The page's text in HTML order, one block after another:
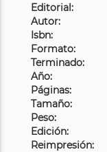
Editorial:
Autor:
Isbn:
Formato:
Terminado:
Año:
Páginas:
Tamaño:
Peso:
Edición:
Reimpresión: